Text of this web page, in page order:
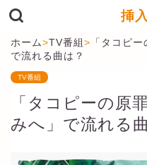
挿
ホーム>TV番組> 「タコピ
で流れる曲は？
TV番組
「タコピーの原
みへ」で流れる